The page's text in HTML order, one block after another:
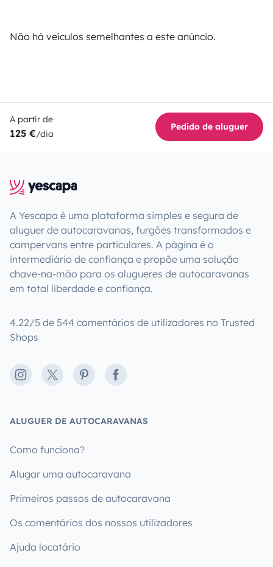
Não há veículos semelhantes a este anúncio.
A partir de
125 €/dia
Pedido de aluguer
A Yescapa é uma plataforma simples e segura de
aluguer de autocaravanas, furgões transformados e
campervans entre particulares. A página é o
intermediário de confiança e propõe uma solução
chave-na-mão para os alugueres de autocaravanas
em total liberdade e confiança.
4.22/5 de 544 comentários de utilizadores no Trusted
Shops
Instagram
X PinterestFacebook
ALUGUER DE AUTOCARAVANAS
Como funciona?
Alugar uma autocaravana
Primeiros passos de autocaravana
Os comentários dos nossos utilizadores
Ajuda locatário